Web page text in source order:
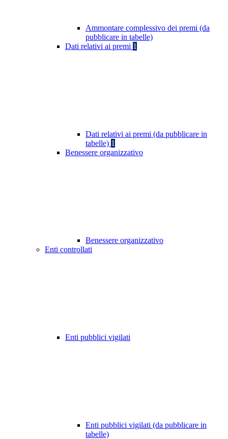
Ammontare complessivo dei premi (da
pubblicare in tabelle)
Dati relativi ai premi 1
Dati relativi ai premi (da pubblicare in
tabelle) 1
Benessere organizzativo
Benessere organizzativo
Enti controllati
Enti pubblici vigilati
Enti pubblici vigilati (da pubblicare in
tabelle)